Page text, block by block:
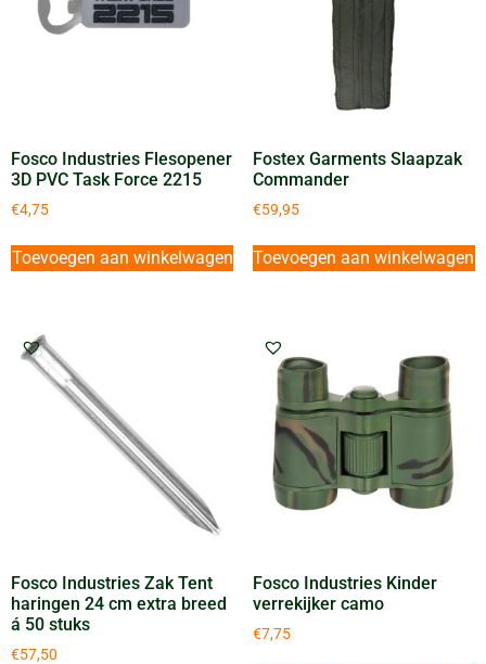
Fosco Industries Flesopener
3D PVC Task Force 2215
€4,75
Toevoegen aan winkelwagen
Fostex Garments Slaapzak
Commander
€59,95
Toevoegen aan winkelwagen
Fosco Industries Zak Tent
haringen 24 cm extra breed
á 50 stuks
€57,50
Fosco Industries Kinder
verrekijker camo
€7,75